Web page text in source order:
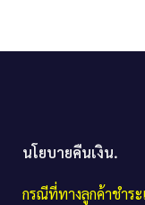
นโยบายคืนเงิน.
กรณีที่ทางลูกค้าชำร